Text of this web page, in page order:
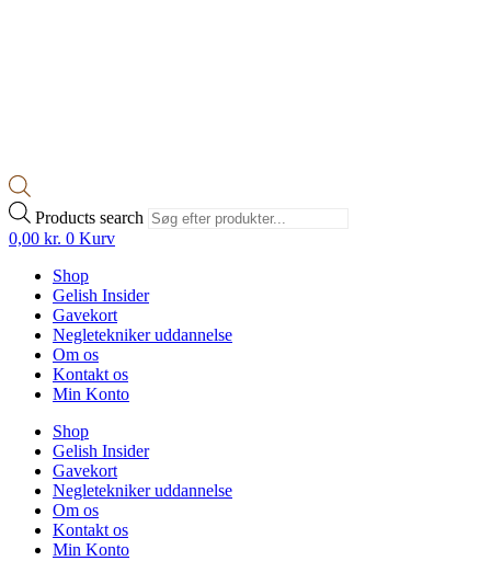
Products search
0,00 kr. 0 Kurv
Shop
Gelish Insider
Gavekort
Negletekniker uddannelse
Om os
Kontakt os
Min Konto
Shop
Gelish Insider
Gavekort
Negletekniker uddannelse
Om os
Kontakt os
Min Konto